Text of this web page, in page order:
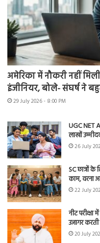
अमेरिका में नौकरी नहीं
इंजीनियर, बोले- संघर्ष ने
29 July 2026 - 8:00 PM
UGC NET
लाखों
26 July
SC छात्रों
काम, वरना
22 July
नीट परीक्षा
उजागर करती
20 July